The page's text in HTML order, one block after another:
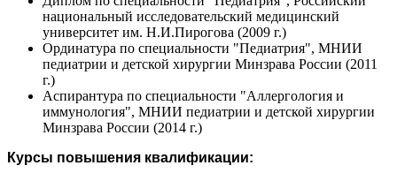
национальный исследовательский медицинский
университет им. Н.И.Пирогова (2009 г.)
Ординатура по специальности "Педиатрия", МНИИ
педиатрии и детской хирургии Минзрава России (2011
г.)
Аспирантура по специальности "Аллергология и
иммунология", МНИИ педиатрии и детской хирургии
Минзрава России (2014 г.)
Курсы повышения квалификации: